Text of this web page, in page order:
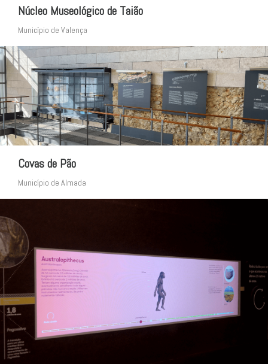
Núcleo Museológico de Taião
Município de Valença
Covas de Pão
Município de Almada